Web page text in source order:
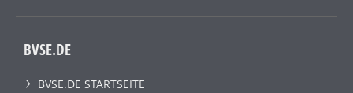
BVSE.DE
BVSE.DE STARTSEITE